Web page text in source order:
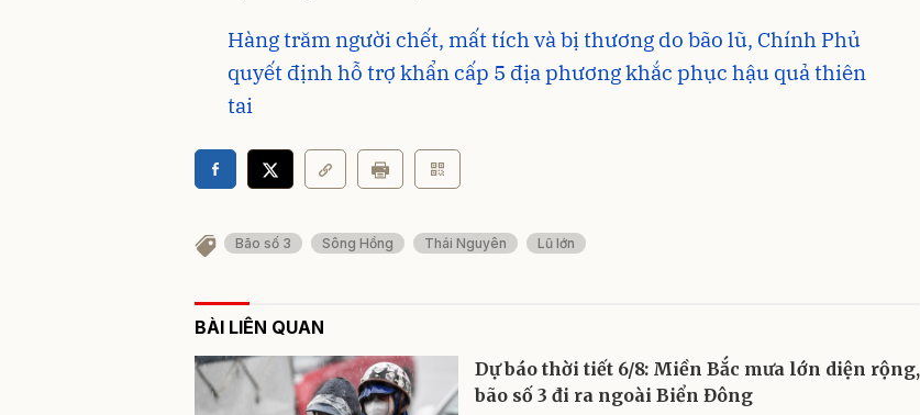
Hàng trăm người chết, mất tích và bị thương do bão lũ, Chính Phủ
quyết định hỗ trợ khẩn cấp 5 địa phương khắc phục hậu quả thiên
tai
Bão số 3 Sông Hồng Thái Nguyên Lũ lớn
BÀI LIÊN QUAN
Dự báo thời tiết 6/8: Miền Bắc mưa lớn diện rộng,
bão số 3 đi ra ngoài Biển Đông